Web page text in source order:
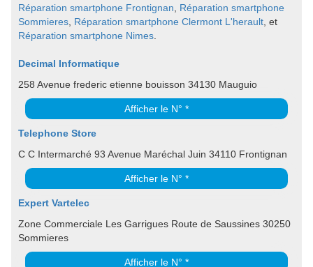
Réparation smartphone Frontignan
Réparation smartphone
Sommieres Réparation smartphone Clermont L'herault , et
Réparation smartphone Nimes
Decimal Informatique
258 Avenue frederic etienne bouisson 34130 Mauguio
Afficher le N° *
Telephone Store
C C Intermarché 93 Avenue Maréchal Juin 34110 Frontignan
Afficher le N° *
Expert Vartelec
Zone Commerciale Les Garrigues Route de Saussines 30250
Sommieres
Afficher le N° *